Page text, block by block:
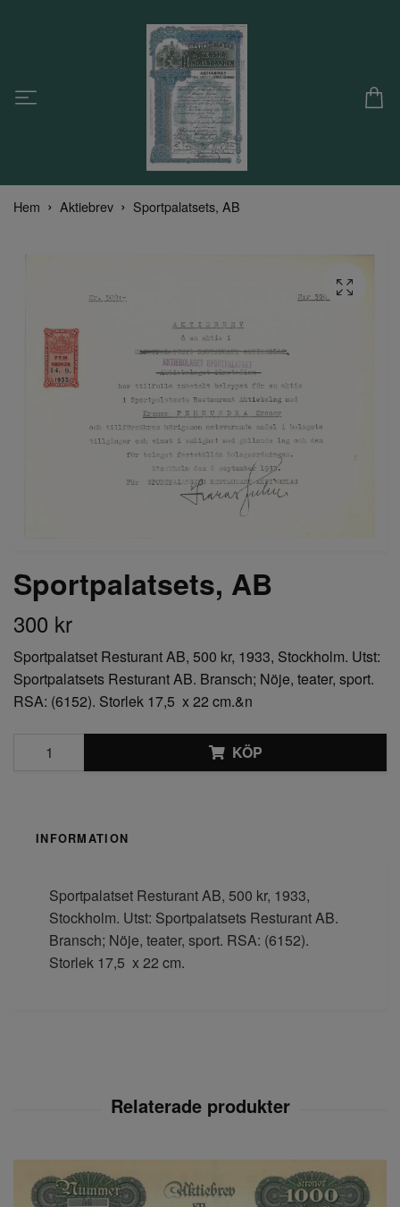
Hem Aktiebrev Sportpalatsets, AB
Sportpalatsets, AB
300 kr
Sportpalatset Resturant AB, 500 kr, 1933, Stockholm. Utst:
Sportpalatsets Resturant AB. Bransch; Nöje, teater, sport.
RSA: (6152). Storlek 17,5 x 22 cm.&n
KÖP
INFORMATION
Sportpalatset Resturant AB, 500 kr, 1933,
Stockholm. Utst: Sportpalatsets Resturant AB.
Bransch; Nöje, teater, sport. RSA: (6152).
Storlek 17,5 x 22 cm.